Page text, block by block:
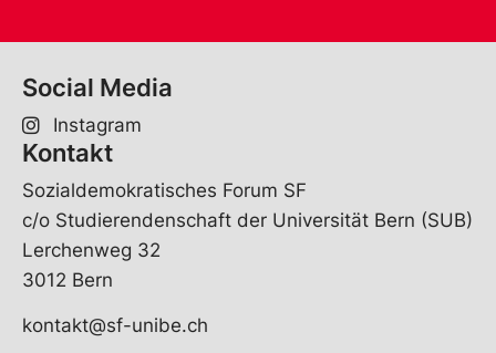
Social Media
Instagram
Kontakt
Sozialdemokratisches Forum SF
c/o Studierendenschaft der Universität Bern (SUB)
Lerchenweg 32
3012 Bern
kontakt@sf-unibe.ch